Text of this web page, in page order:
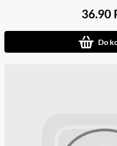
36.90
Do